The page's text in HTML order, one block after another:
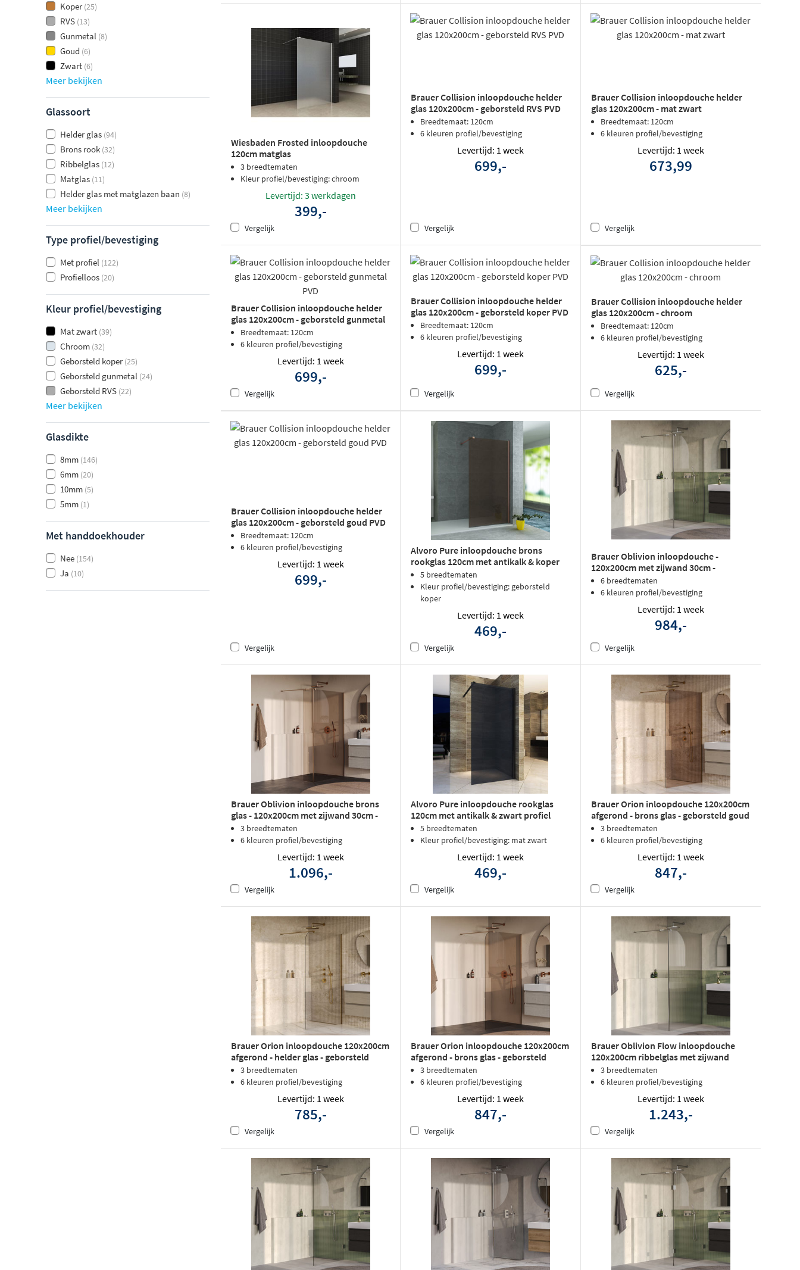
Koper(25)
RVS (13)
Gunmetal (8)
Goud (6)
Zwart (6)
Meer bekijken
Glassoort
Helder glas (94)
Brons rook (32)
Ribbelglas (12)
Matglas (11)
Helder glas met matglazen baan (8)
Meer bekijken
Type profiel/bevestiging
Met profiel (122)
Profielloos (20)
Kleur profiel/bevestiging
Mat zwart (39)
Chroom (32)
Geborsteld koper(25)
Geborsteld gunmetal (24)
Geborsteld RVS (22)
Meer bekijken
Glasdikte
8mm (146)
6mm (20)
10mm (5)
5mm (1)
Met handdoekhouder
Nee (154)
Ja (10)
Wiesbaden Frosted inloopdouche
120cm matglas
3 breedtematen
Kleur profiel/bevestiging: chroom
Levertijd: 3 werkdagen
399,-
Vergelijk
Brauer Collision inloopdouche helder
glas 120x200cm - geborsteld RVS PVD
Breedtemaat: 120cm
6 kleuren profiel/bevestiging
Levertijd: 1 week
699,-
Vergelijk
Brauer Collision inloopdouche helder
glas 120x200cm - mat zwart
Breedtemaat: 120cm
6 kleuren profiel/bevestiging
Levertijd: 1 week
673,99
Vergelijk
Brauer Collision inloopdouche helder
glas 120x200cm - geborsteld gunmetal
PVDBreedtemaat: 120cm
6 kleuren profiel/bevestiging
Levertijd: 1 week
699,-
Vergelijk
Brauer Collision inloopdouche helder
glas 120x200cm - geborsteld koper PVD
Breedtemaat: 120cm
6 kleuren profiel/bevestiging
Levertijd: 1 week
699,-
Vergelijk
Brauer Collision inloopdouche helder
glas 120x200cm - chroom
Breedtemaat: 120cm
6 kleuren profiel/bevestiging
Levertijd: 1 week
625,-
Vergelijk
Brauer Collision inloopdouche helder
glas 120x200cm - geborsteld goud PVD
Breedtemaat: 120cm
6 kleuren profiel/bevestiging
Levertijd: 1 week
699,-
Vergelijk
Alvoro Pure inloopdouche brons
rookglas 120cm met antikalk & koper
profiel
5 breedtematen
Kleur profiel/bevestiging: geborsteld
koper
Levertijd: 1 week
469,-
Vergelijk
Brauer Oblivion inloopdouche -
120x200cm met zijwand 30cm -
geborsteld RVS PVD
6 breedtematen
6 kleuren profiel/bevestiging
Levertijd: 1 week
984,-
Vergelijk
Brauer Oblivion inloopdouche brons
glas - 120x200cm met zijwand 30cm -
geborsteld koper PVD
3 breedtematen
6 kleuren profiel/bevestiging
Levertijd: 1 week
1.096,-
Vergelijk
Alvoro Pure inloopdouche rookglas
120cm met antikalk & zwart profiel
5 breedtematen
Kleur profiel/bevestiging: mat zwart
Levertijd: 1 week
469,-
Vergelijk
Brauer Orion inloopdouche 120x200cm
afgerond - brons glas - geborsteld goud
PVD3 breedtematen
6 kleuren profiel/bevestiging
Levertijd: 1 week
847,-
Vergelijk
Brauer Orion inloopdouche 120x200cm
afgerond - helder glas - geborsteld
goud PVD
3 breedtematen
6 kleuren profiel/bevestiging
Levertijd: 1 week
785,-
Vergelijk
Brauer Orion inloopdouche 120x200cm
afgerond - brons glas - geborsteld
koper PVD
3 breedtematen
6 kleuren profiel/bevestiging
Levertijd: 1 week
847,-
Vergelijk
Brauer Oblivion Flow inloopdouche
120x200cm ribbelglas met zijwand
30cm - geborsteld RVS PVD
3 breedtematen
6 kleuren profiel/bevestiging
Levertijd: 1 week
1.243,-
Vergelijk